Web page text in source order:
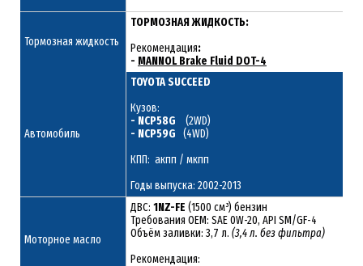
Тормозная жидкость
ТОРМОЗНАЯ ЖИДКОСТЬ:
Рекомендация:
- MANNOL Brake Fluid DOT-4
Автомобиль
TOYOTA SUCCEED
Кузов:
- NCP58G (2WD)
- NCP59G (4WD)
КПП: акпп / мкпп
Годы выпуска: 2002-2013
Моторное масло
ДВС: 1NZ-FE (1500 см³) бензин
Требования ОЕМ: SAE 0W-20, API SM/GF-4
Объём заливки: 3,7 л. (3,4 л. без фильтра)
Рекомендация: